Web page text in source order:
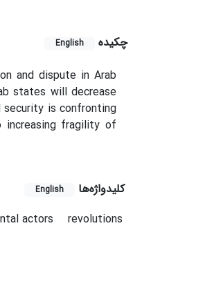
چکیده
English
and dispute in Arab
states will decrease
is confronting
fragility of
کلیدواژه‌ها English
actors
revolutions